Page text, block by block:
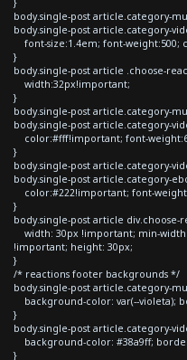
body.single-post article.category-
body.single-post article.category-
font-size:1.4em; font-weight:500;
}
body.single-post article .choose-
width:32px!important;
}
body.single-post article.category-
body.single-post article.category-
color:#fff!important; font-
}
body.single-post article.category-
body.single-post article.category-
color:#222!important; font-
}
body.single-post article
width: 30px !important; min-
!important; height: 30px;
}
/* reactions footer backgrounds */
body.single-post article.category-
background-color: var(--violeta);
}
body.single-post article.category-
background-color: #38a9ff;
}